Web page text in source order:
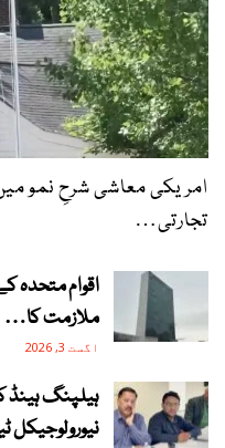
امریکی معاشی شرحِ نمو
تجارتی…
اقوام متحدہ
ملازمت کا…
اگست 3, 2026
ہیلپنگ ہینڈ